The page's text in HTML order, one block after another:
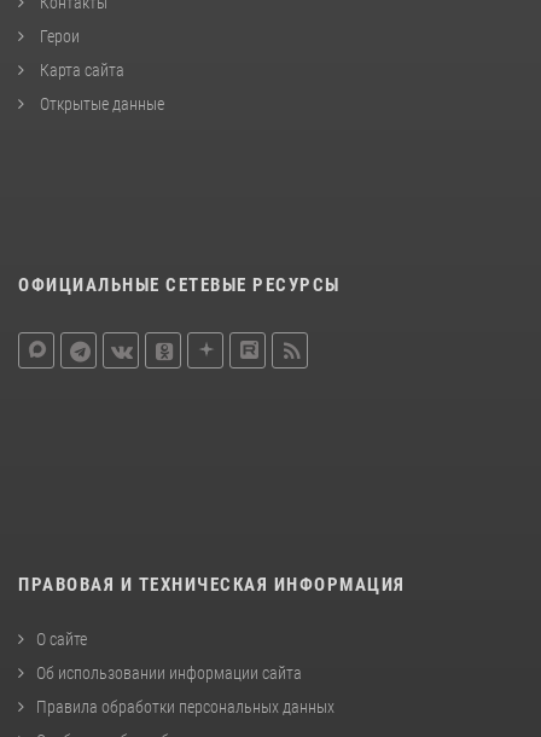
Герои
Карта сайта
Открытые данные
ОФИЦИАЛЬНЫЕ СЕТЕВЫЕ РЕСУРСЫ
ПРАВОВАЯ И ТЕХНИЧЕСКАЯ ИНФОРМАЦИЯ
О сайте
Об использовании информации сайта
Правила обработки персональных данных